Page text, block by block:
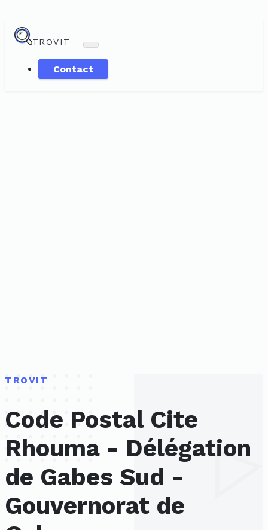
TROVIT
Contact
TROVIT
Code Postal Cite
Rhouma - Délégation
de Gabes Sud -
Gouvernorat de